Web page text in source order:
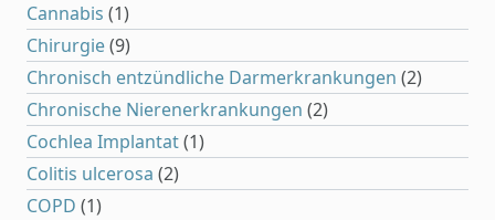
Cannabis (1)
Chirurgie(9)
Chronisch entzündliche Darmerkrankungen (2)
Chronische Nierenerkrankungen (2)
Cochlea Implantat(1)
Colitis ulcerosa (2)
COPD (1)